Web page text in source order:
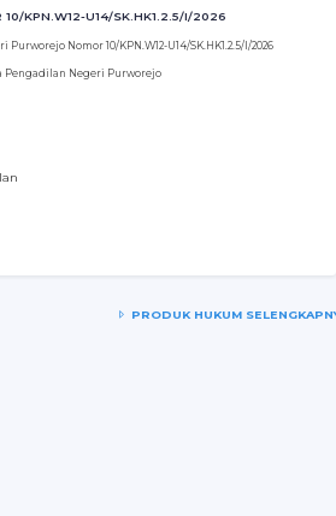
10/KPN.W12-U14/SK.HK1.2.5/I/2026
Nomor 10/KPN.W12-U14/SK.HK1.2.5/I/2026
Negeri Purworejo
PRODUK HUKUM